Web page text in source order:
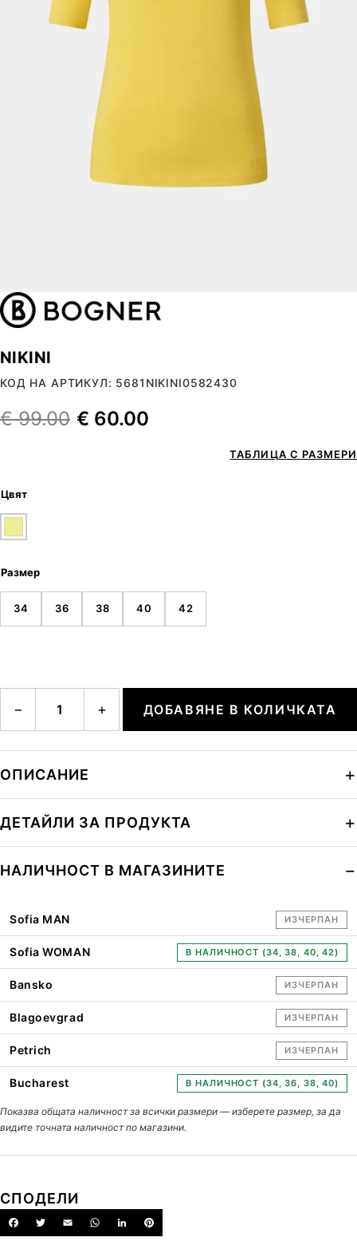
NIKINI
КОД НА АРТИКУЛ: 5681NIKINI0582430
€99.00 € 60.00
ТАБЛИЦА С РАЗМЕРИ
Цвят
Размер
34 36 38 40 42
− + ДОБАВЯНЕ В КОЛИЧКАТА
ОПИСАНИЕ
ДЕТАЙЛИ ЗА ПРОДУКТА
НАЛИЧНОСТ В МАГАЗИНИТЕ
Sofia MAN ИЗЧЕРПАН
Sofia WOMAN В НАЛИЧНОСТ (34, 38, 40, 42)
Bansko ИЗЧЕРПАН
Blagoevgrad ИЗЧЕРПАН
Petrich ИЗЧЕРПАН
Bucharest В НАЛИЧНОСТ (34, 36, 38, 40)
Показва общата наличност за всички размери — изберете размер, за да
видите точната наличност по магазини.
СПОДЕЛИ